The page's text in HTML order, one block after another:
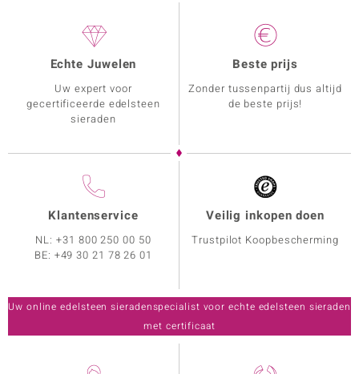
Echte Juwelen
Uw expert voor
gecertificeerde edelsteen
sieraden
Beste prijs
Zonder tussenpartij dus altijd
de beste prijs!
Klantenservice
NL:+31 800 250 00 50
BE: +49 30 21 78 26 01
Veilig inkopen doen
Trustpilot Koopbescherming
Uw online edelsteen sieradenspecialist voor echte edelsteen sieraden
met certificaat